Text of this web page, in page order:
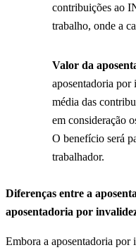
contribuições ao
trabalho, onde a
Valor da
aposentadoria por
média das
em consideração
O benefício será
trabalhador.
Diferenças entre a
aposentadoria por
Embora a aposentadoria por